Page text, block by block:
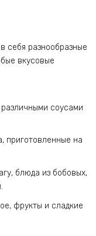
себя разнообразные
вкусовые
различными соусами
приготовленные на
блюда из бобовых,
фрукты и сладкие